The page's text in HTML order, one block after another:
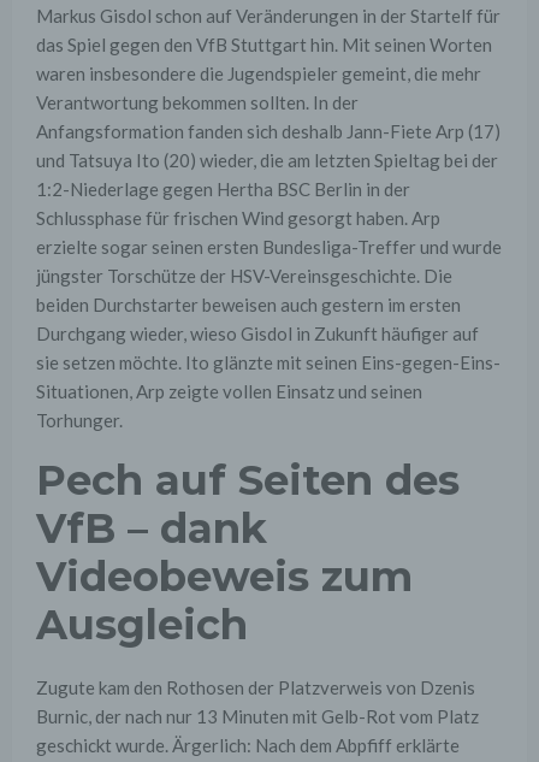
Markus Gisdol schon auf Veränderungen in der Startelf für
das Spiel gegen den VfB Stuttgart hin. Mit seinen Worten
waren insbesondere die Jugendspieler gemeint, die mehr
Verantwortung bekommen sollten. In der
Anfangsformation fanden sich deshalb Jann-Fiete Arp (17)
und Tatsuya Ito (20) wieder, die am letzten Spieltag bei der
1:2-Niederlage gegen Hertha BSC Berlin in der
Schlussphase für frischen Wind gesorgt haben. Arp
erzielte sogar seinen ersten Bundesliga-Treffer und wurde
jüngster Torschütze der HSV-Vereinsgeschichte. Die
beiden Durchstarter beweisen auch gestern im ersten
Durchgang wieder, wieso Gisdol in Zukunft häufiger auf
sie setzen möchte. Ito glänzte mit seinen Eins-gegen-Eins-
Situationen, Arp zeigte vollen Einsatz und seinen
Torhunger.
Pech auf Seiten des
VfB – dank
Videobeweis zum
Ausgleich
Zugute kam den Rothosen der Platzverweis von Dzenis
Burnic, der nach nur 13 Minuten mit Gelb-Rot vom Platz
geschickt wurde. Ärgerlich: Nach dem Abpfiff erklärte